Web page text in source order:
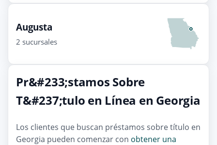
Augusta
2 sucursales
Pr&#233;stamos Sobre
T&#237;tulo en Línea en Georgia
Los clientes que buscan préstamos sobre título en
Georgia pueden comenzar con obtener una